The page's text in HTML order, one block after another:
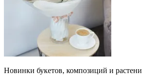
Новинки букетов, композиций и